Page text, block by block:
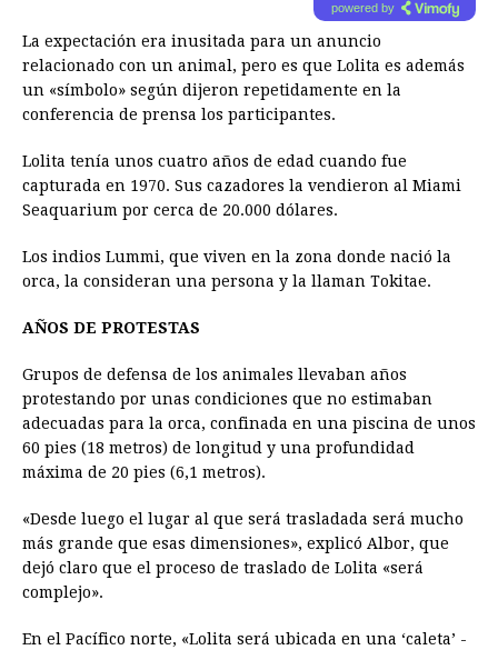
powered by
La expectación era inusitada para un anuncio
relacionado con un animal, pero es que Lolita es además
un «símbolo» según dijeron repetidamente en la
conferencia de prensa los participantes.
Lolita tenía unos cuatro años de edad cuando fue
capturada en 1970. Sus cazadores la vendieron al Miami
Seaquarium por cerca de 20.000 dólares.
Los indios Lummi, que viven en la zona donde nació la
orca, la consideran una persona y la llaman Tokitae.
AÑOS DE PROTESTAS
Grupos de defensa de los animales llevaban años
protestando por unas condiciones que no estimaban
adecuadas para la orca, confinada en una piscina de unos
60 pies (18 metros) de longitud y una profundidad
máxima de 20 pies (6,1 metros).
«Desde luego el lugar al que será trasladada será mucho
más grande que esas dimensiones», explicó Albor, que
dejó claro que el proceso de traslado de Lolita «será
complejo».
En el Pacífico norte, «Lolita será ubicada en una ‘caleta’ -